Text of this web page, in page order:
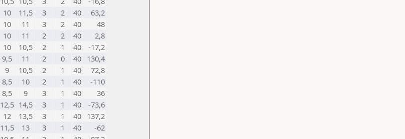
10 11,5 3 2 40
63,2
10 11 3 2 40
48
10 11 2 2 40
2,8
10 10,5 2 1 40
-17,2
9,5 11 2 0 40 130,4
9 10,5 2 1 40
72,8
8,5 10 2 1 40
-110
8,5 9 3 1 40
36
12,5 14,5 3 1 40
-73,6
12 13,5 3 1 40 137,2
11,5 13 3 1 40
-62